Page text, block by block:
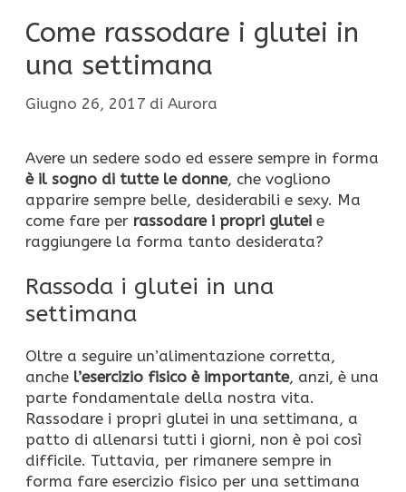
Come rassodare i glutei in
una settimana
Giugno 26, 2017 di Aurora
Avere un sedere sodo ed essere sempre in forma
è il sogno di tutte le donne, che vogliono
apparire sempre belle, desiderabili e sexy. Ma
come fare per rassodare i propri glutei e
raggiungere la forma tanto desiderata?
Rassoda i glutei in una
settimana
Oltre a seguire un’alimentazione corretta,
anche l’esercizio fisico è importante, anzi, è una
parte fondamentale della nostra vita.
Rassodare i propri glutei in una settimana, a
patto di allenarsi tutti i giorni, non è poi così
difficile. Tuttavia, per rimanere sempre in
forma fare esercizio fisico per una settimana